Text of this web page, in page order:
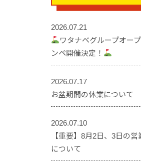
2026.07.21
ワタナベグループオー
ンペ開催決定！
2026.07.17
お盆期間の休業について
2026.07.10
【重要】8月2日、3日の営
について